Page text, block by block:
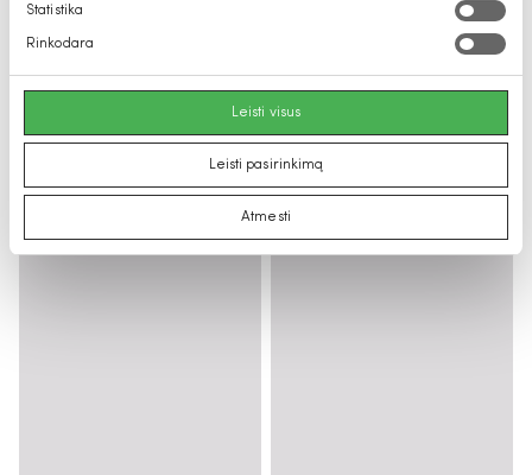
Statistika
Rinkodara
Leisti visus
Leisti pasirinkimą
Atmesti